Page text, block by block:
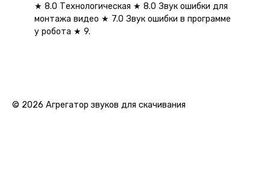
★ 8.0 Технологическая ★ 8.0 Звук ошибки для
монтажа видео ★ 7.0 Звук ошибки в программе
у робота ★ 9.
© 2026 Агрегатор звуков для скачивания